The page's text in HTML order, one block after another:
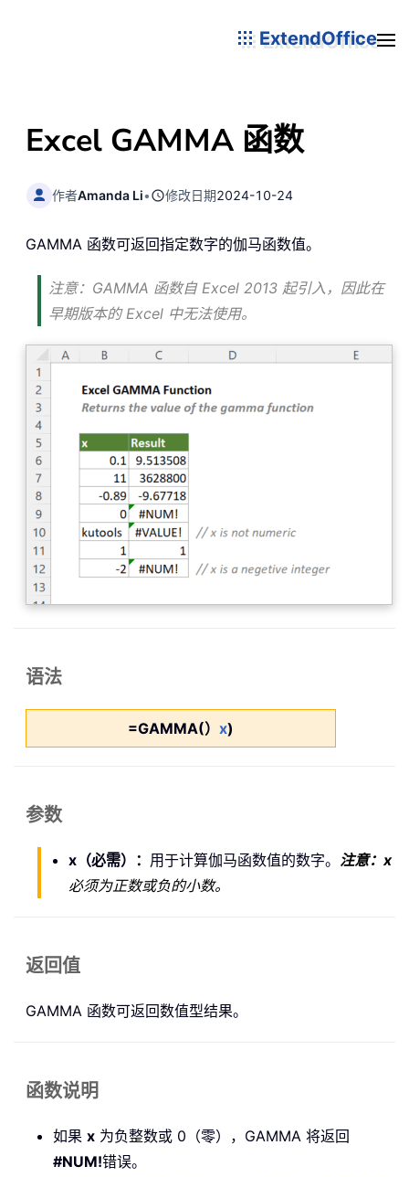
ExtendOffice
Excel GAMMA 函数
作者Amanda Li• 修改日期2024-10-24
GAMMA 函数可返回指定数字的伽马函数值。
注意：GAMMA 函数自 Excel 2013 起引入，因此在
早期版本的 Excel 中无法使用。
语法
=GAMMA(） x)
参数
x（必需）： 用于计算伽马函数值的数字。 注意： x
必须为正数或负的小数。
返回值
GAMMA 函数可返回数值型结果。
函数说明
如果 x 为负整数或 0（零），GAMMA 将返回
#NUM!错误。